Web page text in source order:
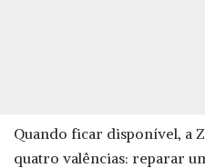
Quando ficar disponível, a
quatro valências: reparar